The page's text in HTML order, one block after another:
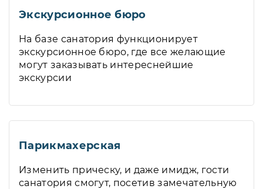
Экскурсионное бюро
На базе санатория функционирует
экскурсионное бюро, где все желающие
могут заказывать интереснейшие
экскурсии
Парикмахерская
Изменить прическу, и даже имидж, гости
санатория смогут, посетив замечательную